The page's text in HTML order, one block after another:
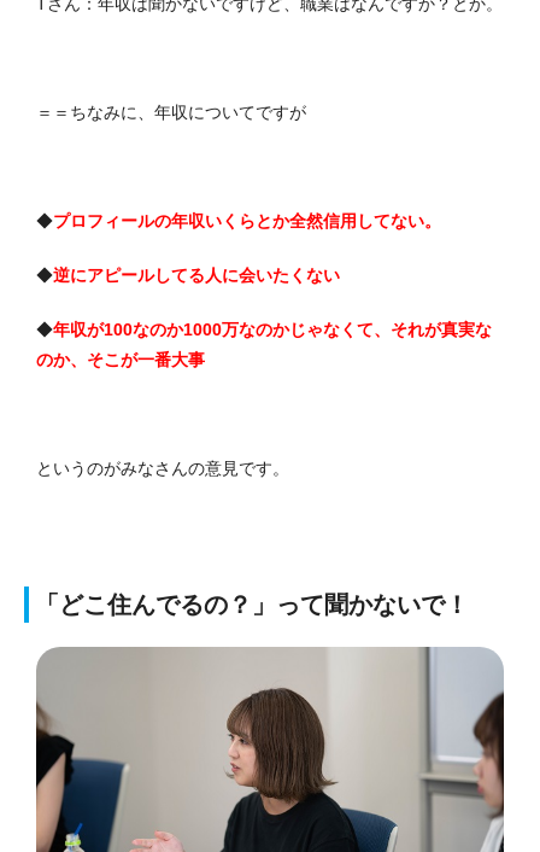
Tさん：年収は聞かないですけど、職業はなんですか？とか。
＝＝ちなみに、年収についてですが
◆プロフィールの年収いくらとか全然信用してない。
◆逆にアピールしてる人に会いたくない
◆年収が100なのか1000万なのかじゃなくて、それが真実な
のか、そこが一番大事
というのがみなさんの意見です。
「どこ住んでるの？」って聞かないで！